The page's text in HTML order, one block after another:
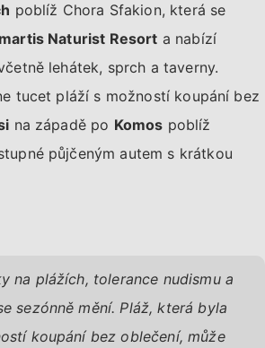
poblíž Chora Sfakion, která se
Naturist Resort a nabízí
lehátek, sprch a taverny.
tucet pláží s možností koupání bez
na západě po Komos poblíž
půjčeným autem s krátkou
na plážích, tolerance nudismu a
sezónně mění. Pláž, která byla
koupání bez oblečení, může